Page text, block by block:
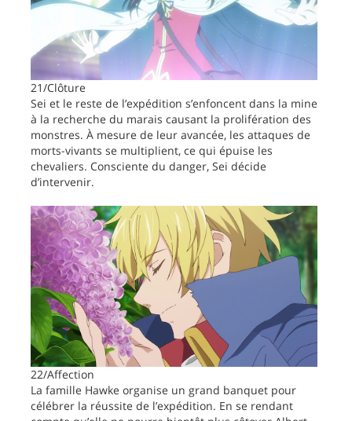
21/Clôture
Sei et le reste de l’expédition s’enfoncent dans la mine
à la recherche du marais causant la prolifération des
monstres. À mesure de leur avancée, les attaques de
morts-vivants se multiplient, ce qui épuise les
chevaliers. Consciente du danger, Sei décide
d’intervenir.
22/Affection
La famille Hawke organise un grand banquet pour
célébrer la réussite de l’expédition. En se rendant